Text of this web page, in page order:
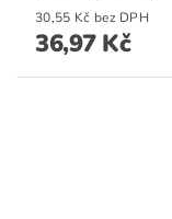
30,55 Kč bez DPH
36,97 Kč